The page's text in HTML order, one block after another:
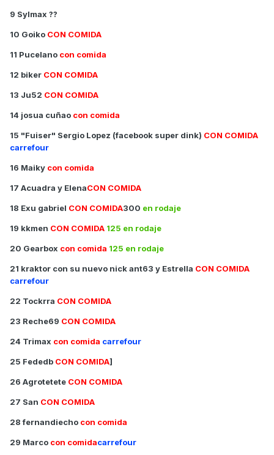
9 Sylmax ??
10 Goiko CON COMIDA
11 Pucelano con comida
12 biker CON COMIDA
13 Ju52 CON COMIDA
14 josua cuñao con comida
15 "Fuiser" Sergio Lopez (facebook super dink) CON COMIDA
carrefour
16 Maiky con comida
17 Acuadra y ElenaCON COMIDA
18 Exu gabriel CON COMIDA300 en rodaje
19 kkmen CON COMIDA 125 en rodaje
20 Gearbox con comida 125 en rodaje
21 kraktor con su nuevo nick ant63 y Estrella CON COMIDA
carrefour
22 Tockrra CON COMIDA
23 Reche69 CON COMIDA
24 Trimax con comida carrefour
25 Fededb CON COMIDA]
26 Agrotetete CON COMIDA
27 San CON COMIDA
28 fernandiecho con comida
29 Marco con comidacarrefour